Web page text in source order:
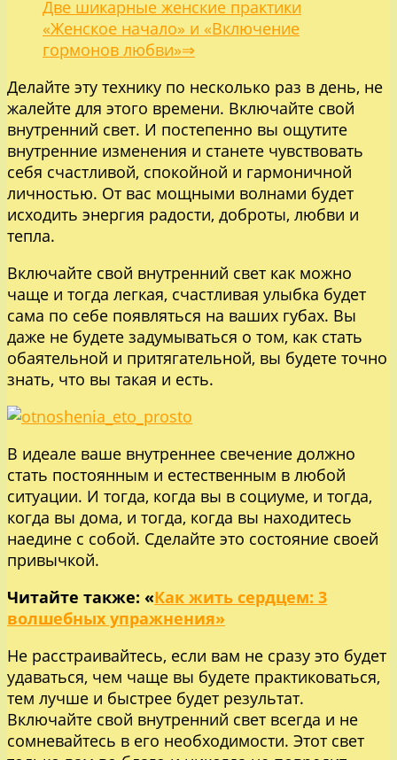
Две шикарные женские практики
«Женское начало» и «Включение
гормонов любви»⇒
Делайте эту технику по несколько раз в день, не
жалейте для этого времени. Включайте свой
внутренний свет. И постепенно вы ощутите
внутренние изменения и станете чувствовать
себя счастливой, спокойной и гармоничной
личностью. От вас мощными волнами будет
исходить энергия радости, доброты, любви и
тепла.
Включайте свой внутренний свет как можно
чаще и тогда легкая, счастливая улыбка будет
сама по себе появляться на ваших губах. Вы
даже не будете задумываться о том, как стать
обаятельной и притягательной, вы будете точно
знать, что вы такая и есть.
В идеале ваше внутреннее свечение должно
стать постоянным и естественным в любой
ситуации. И тогда, когда вы в социуме, и тогда,
когда вы дома, и тогда, когда вы находитесь
наедине с собой. Сделайте это состояние своей
привычкой.
Читайте также: «Как жить сердцем: 3
волшебных упражнения»
Не расстраивайтесь, если вам не сразу это будет
удаваться, чем чаще вы будете практиковаться,
тем лучше и быстрее будет результат.
Включайте свой внутренний свет всегда и не
сомневайтесь в его необходимости. Этот свет